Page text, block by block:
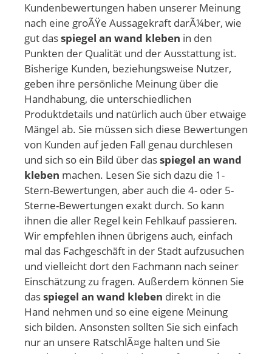
Kundenbewertungen haben unserer Meinung
nach eine groÃŸe Aussagekraft darÃ¼ber, wie
gut dasspiegel an wand kleben in den
Punkten der Qualität und der Ausstattung ist.
Bisherige Kunden, beziehungsweise Nutzer,
geben ihre persönliche Meinung über die
Handhabung, die unterschiedlichen
Produktdetails und natürlich auch über etwaige
Mängel ab. Sie müssen sich diese Bewertungen
von Kunden auf jeden Fall genau durchlesen
und sich so ein Bild über dasspiegel an wand
kleben machen. Lesen Sie sich dazu die 1-
Stern-Bewertungen, aber auch die 4- oder 5-
Sterne-Bewertungen exakt durch. So kann
ihnen die aller Regel kein Fehlkauf passieren.
Wir empfehlen ihnen übrigens auch, einfach
mal das Fachgeschäft in der Stadt aufzusuchen
und vielleicht dort den Fachmann nach seiner
Einschätzung zu fragen. Außerdem können Sie
dasspiegel an wand kleben direkt in die
Hand nehmen und so eine eigene Meinung
sich bilden. Ansonsten sollten Sie sich einfach
nur an unsere RatschlÃ¤ge halten und Sie